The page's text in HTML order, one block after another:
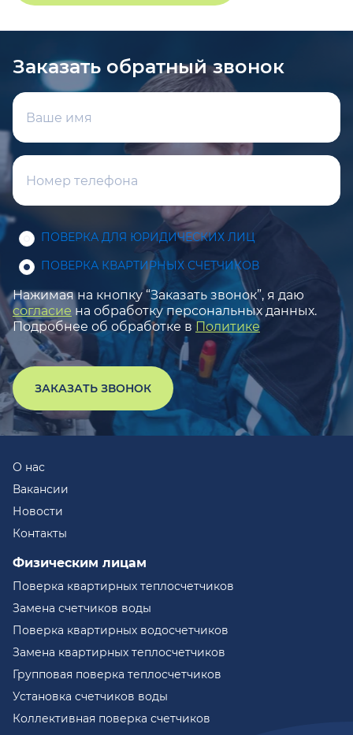
Заказать обратный звонок
ПОВЕРКА ДЛЯ ЮРИДИЧЕСКИХ ЛИЦ
ПОВЕРКА КВАРТИРНЫХ СЧЕТЧИКОВ
Нажимая на кнопку “Заказать звонок”, я даю
согласие на обработку персональных данных.
Подробнее об обработке в Политике
ЗАКАЗАТЬ ЗВОНОК
О нас
Вакансии
Новости
Контакты
Физическим лицам
Поверка квартирных теплосчетчиков
Замена счетчиков воды
Поверка квартирных водосчетчиков
Замена квартирных теплосчетчиков
Групповая поверка теплосчетчиков
Установка счетчиков воды
Коллективная поверка счетчиков